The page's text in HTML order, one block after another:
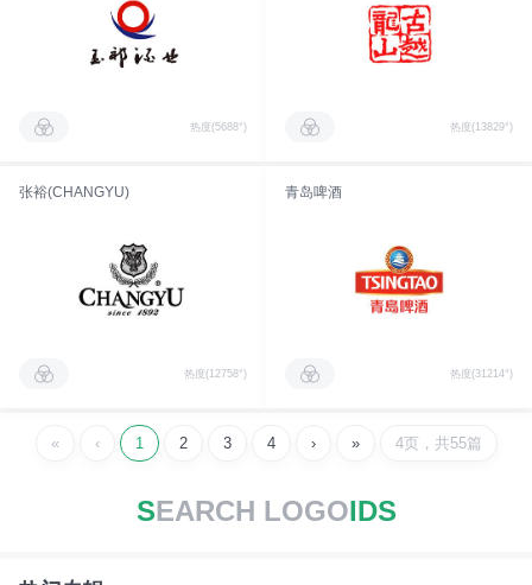
热度(5688°) 热度(13829°)
张裕(CHANGYU)
热度(12758°)
青岛啤酒
热度(31214°)
« ‹ 1 2 3 4 › » 4页，共55篇
SEARCH LOGOIDS